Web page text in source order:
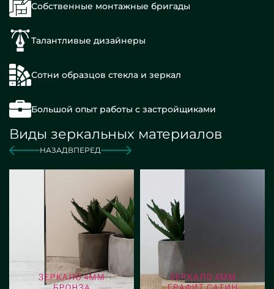
Собственные монтажные бригады
Талантливые дизайнеры
Сотни образцов стекла и зеркал
Большой опыт работы с застройщиками
Виды зеркальных материалов
НАЗАДВПЕРЕД